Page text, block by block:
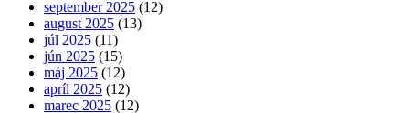
september 2025 (12)
august 2025 (13)
júl 2025 (11)
jún 2025 (15)
máj 2025 (12)
apríl 2025 (12)
marec 2025 (12)